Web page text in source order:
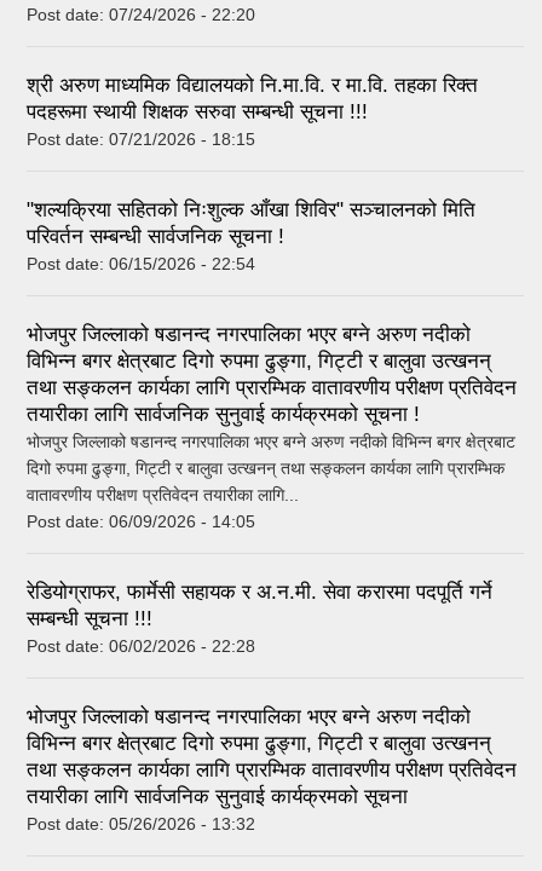
Post date: 07/24/2026 - 22:20
श्री अरुण माध्यमिक विद्यालयको नि.मा.वि. र मा.वि. तहका रिक्त
पदहरूमा स्थायी शिक्षक सरुवा सम्बन्धी सूचना !!!
Post date: 07/21/2026 - 18:15
"शल्यक्रिया सहितको निःशुल्क आँखा शिविर" सञ्चालनको मिति
परिवर्तन सम्बन्धी सार्वजनिक सूचना !
Post date: 06/15/2026 - 22:54
भोजपुर जिल्लाको षडानन्द नगरपालिका भएर बग्ने अरुण नदीको
विभिन्न बगर क्षेत्रबाट दिगो रुपमा ढुङ्गा, गिट्टी र बालुवा उत्खनन्
तथा सङ्कलन कार्यका लागि प्रारम्भिक वातावरणीय परीक्षण प्रतिवेदन
तयारीका लागि सार्वजनिक सुनुवाई कार्यक्रमको सूचना !
भोजपुर जिल्लाको षडानन्द नगरपालिका भएर बग्ने अरुण नदीको विभिन्न बगर क्षेत्रबाट
दिगो रुपमा ढुङ्गा, गिट्टी र बालुवा उत्खनन् तथा सङ्कलन कार्यका लागि प्रारम्भिक
वातावरणीय परीक्षण प्रतिवेदन तयारीका लागि...
Post date: 06/09/2026 - 14:05
रेडियोग्राफर, फार्मेसी सहायक र अ.न.मी. सेवा करारमा पदपूर्ति गर्ने
सम्बन्धी सूचना !!!
Post date: 06/02/2026 - 22:28
भोजपुर जिल्लाको षडानन्द नगरपालिका भएर बग्ने अरुण नदीको
विभिन्न बगर क्षेत्रबाट दिगो रुपमा ढुङ्गा, गिट्टी र बालुवा उत्खनन्
तथा सङ्कलन कार्यका लागि प्रारम्भिक वातावरणीय परीक्षण प्रतिवेदन
तयारीका लागि सार्वजनिक सुनुवाई कार्यक्रमको सूचना
Post date: 05/26/2026 - 13:32